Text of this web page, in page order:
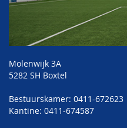
Molenwijk 3A
5282 SH Boxtel
Bestuurskamer: 0411-672623
Kantine: 0411-674587